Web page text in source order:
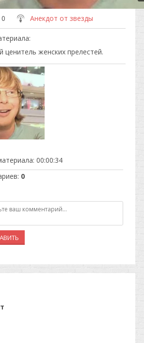
0 Анекдот от звезды
:
женских прелестей.
: 00:00:34
: 0